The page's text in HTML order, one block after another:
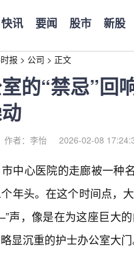
快讯 要闻 股市 新股
报 > 公司 > 正文
的“禁忌”回
作者：李怡 2026-02-08
中心医院的走廊被一种
年头。在这个时间点，
，像是在为这座巨大的
显沉重的护士办公室大门